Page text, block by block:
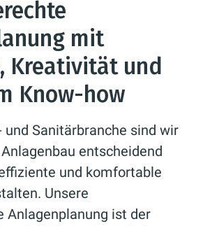
mit
Kreativität und
Know-how
und Sanitärbranche sind wir
entscheidend
und komfortable
Unsere
Anlagenplanung ist der